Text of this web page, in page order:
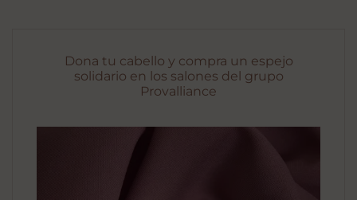
Dona tu cabello y compra un espejo
solidario en los salones del grupo
Provalliance